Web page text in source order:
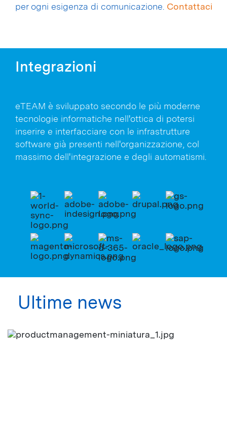
per ogni esigenza di comunicazione. Contattaci
Integrazioni
eTEAM è sviluppato secondo le più moderne
tecnologie informatiche nell'ottica di potersi
inserire e interfacciare con le infrastrutture
software già presenti nell'organizzazione, col
massimo dell'integrazione e degli automatismi.
Ultime news